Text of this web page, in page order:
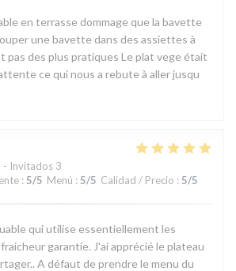
en terrasse dommage que la bavette
une bavette dans des assiettes à
pas des plus pratiques Le plat vege était
ce qui nous a rebute à aller jusqu
- Invitados 3
: 5/5 Menú : 5/5 Calidad / Precio : 5/5
qui utilise essentiellement les
garantie. J'ai apprécié le plateau
A défaut de prendre le menu du